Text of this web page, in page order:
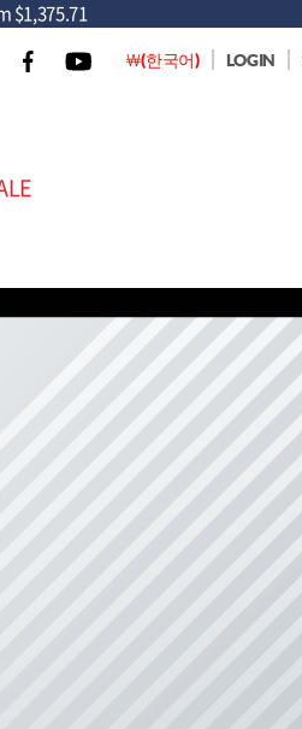
$1,375.71
￦(한국어) LOGIN